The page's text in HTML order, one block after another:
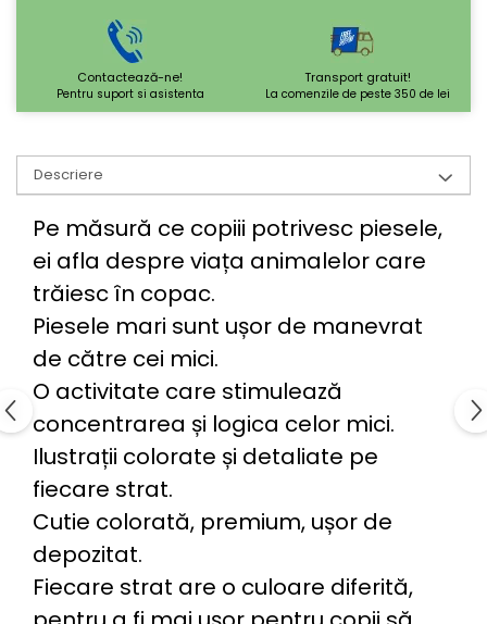
Contactează-ne!
Pentru suport si asistenta
Transport gratuit!
La comenzile de peste 350 de lei
Descriere
Pe măsură ce copiii potrivesc piesele,
ei afla despre viața animalelor care
trăiesc în copac.
Piesele mari sunt ușor de manevrat
de către cei mici.
O activitate care stimulează
concentrarea și logica celor mici.
Ilustrații colorate și detaliate pe
fiecare strat.
Cutie colorată, premium, ușor de
depozitat.
Fiecare strat are o culoare diferită,